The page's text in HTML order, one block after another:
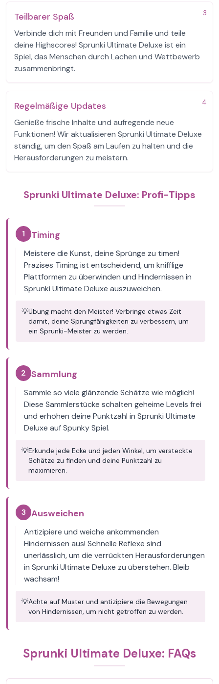
3
Teilbarer Spaß
Verbinde dich mit Freunden und Familie und teile
deine Highscores! Sprunki Ultimate Deluxe ist ein
Spiel, das Menschen durch Lachen und Wettbewerb
zusammenbringt.
4
Regelmäßige Updates
Genieße frische Inhalte und aufregende neue
Funktionen! Wir aktualisieren Sprunki Ultimate Deluxe
ständig, um den Spaß am Laufen zu halten und die
Herausforderungen zu meistern.
Sprunki Ultimate Deluxe: Profi-Tipps
1 Timing
Meistere die Kunst, deine Sprünge zu timen!
Präzises Timing ist entscheidend, um knifflige
Plattformen zu überwinden und Hindernissen in
Sprunki Ultimate Deluxe auszuweichen.
💡Übung macht den Meister! Verbringe etwas Zeit
damit, deine Sprungfähigkeiten zu verbessern, um
ein Sprunki-Meister zu werden.
2 Sammlung
Sammle so viele glänzende Schätze wie möglich!
Diese Sammlerstücke schalten geheime Levels frei
und erhöhen deine Punktzahl in Sprunki Ultimate
Deluxe auf Spunky Spiel.
💡Erkunde jede Ecke und jeden Winkel, um versteckte
Schätze zu finden und deine Punktzahl zu
maximieren.
3 Ausweichen
Antizipiere und weiche ankommenden
Hindernissen aus! Schnelle Reflexe sind
unerlässlich, um die verrückten Herausforderungen
in Sprunki Ultimate Deluxe zu überstehen. Bleib
wachsam!
💡Achte auf Muster und antizipiere die Bewegungen
von Hindernissen, um nicht getroffen zu werden.
Sprunki Ultimate Deluxe: FAQs